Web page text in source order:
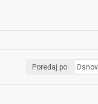
Poređaj po: